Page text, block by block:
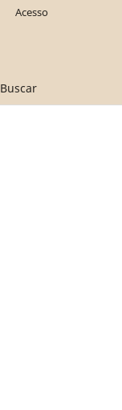
Buscar
Acesso